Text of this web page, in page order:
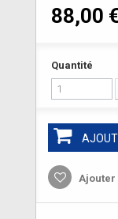
88,00
Quantité
Ajouter